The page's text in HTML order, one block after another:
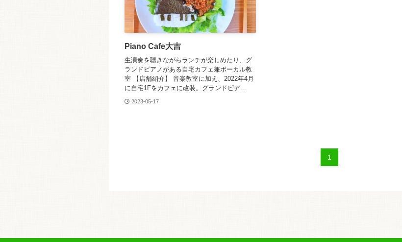
Piano Cafe大吉
生演奏を聴きながらランチが楽しめたり、グ
ランドピアノがある自宅カフェ兼ボーカル教
室 【店舗紹介】 音楽教室に加え、2022年4月
に自宅1Fをカフェに改装。グランドピア...
2023-05-17
1